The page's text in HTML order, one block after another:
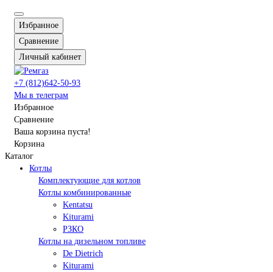
Избранное
Сравнение
Личный кабинет
+7 (812)642-50-93
Мы в телеграм
Избранное
Сравнение
Ваша корзина пуста!
Корзина
Каталог
Котлы
Комплектующие для котлов
Котлы комбинированные
Kentatsu
Kiturami
РЗКО
Котлы на дизельном топливе
De Dietrich
Kiturami